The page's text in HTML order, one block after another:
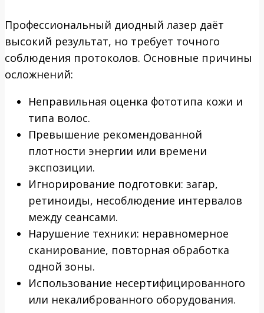
Профессиональный диодный лазер даёт
высокий результат, но требует точного
соблюдения протоколов. Основные причины
осложнений:
Неправильная оценка фототипа кожи и
типа волос.
Превышение рекомендованной
плотности энергии или времени
экспозиции.
Игнорирование подготовки: загар,
ретиноиды, несоблюдение интервалов
между сеансами.
Нарушение техники: неравномерное
сканирование, повторная обработка
одной зоны.
Использование несертифицированного
или некалиброванного оборудования.